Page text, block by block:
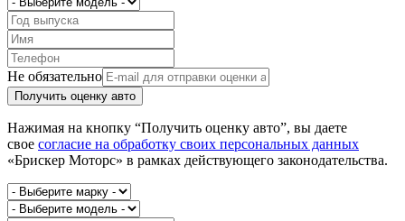
Не обязательно
Получить оценку авто
Нажимая на кнопку “Получить оценку авто”, вы даете
свое согласие на обработку своих персональных данных
«Брискер Моторс» в рамках действующего законодательства.